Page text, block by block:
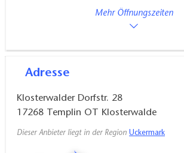
Mehr Öffnungszeiten
Adresse
Klosterwalder Dorfstr. 28
17268
Templin OT Klosterwalde
Dieser Anbieter liegt in der Region Uckermark